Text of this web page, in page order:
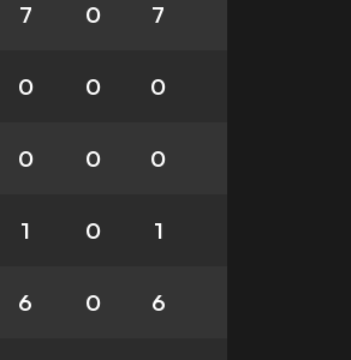
7 0 7
0 0 0
0 0 0
1 0 1
6 0 6